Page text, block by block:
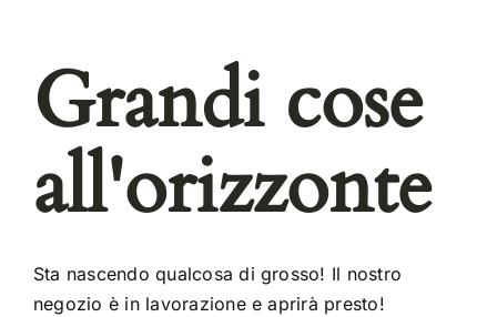
Grandi cose
all'orizzonte
Sta nascendo qualcosa di grosso! Il nostro
negozio è in lavorazione e aprirà presto!